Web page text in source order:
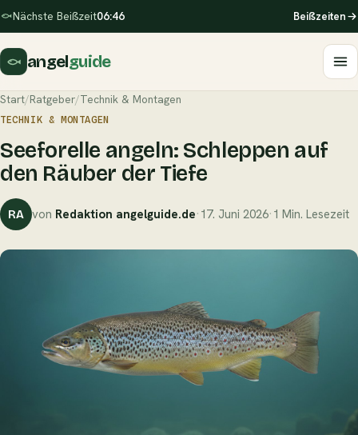
Nächste Beißzeit06:46 Beißzeiten
angelguide
Start/Ratgeber/Technik & Montagen
TECHNIK & MONTAGEN
Seeforelle angeln: Schleppen auf
den Räuber der Tiefe
RA von Redaktion angelguide.de· 17. Juni 2026· 1 Min. Lesezeit